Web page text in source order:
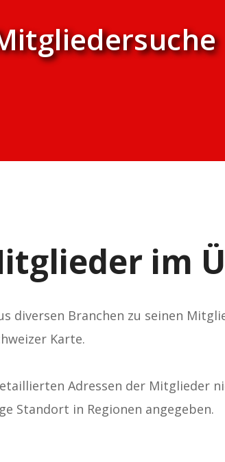
im
diversen Branchen zu seinen
Karte.
Adressen der Mitglieder
Standort in Regionen angegeben.